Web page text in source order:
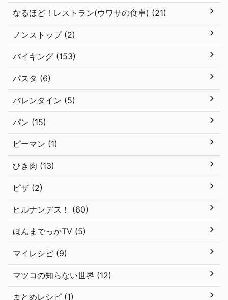
なるほど！レストラン(ウワサの食卓) (21)
ノンストップ (2)
バイキング (153)
パスタ (6)
バレンタイン (5)
パン (15)
ピーマン (1)
ひき肉 (13)
ピザ (2)
ヒルナンデス！ (60)
ほんまでっかTV (5)
マイレシピ (9)
マツコの知らない世界 (12)
まとめレシピ (1)